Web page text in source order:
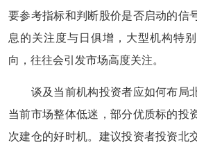
要参考指标和判断股价是否启动的信
息的关注度与日俱增，大型机构特
向，往往会引发市场高度关注。
谈及当前机构投资者应如何布局北
当前市场整体低迷，部分优质标的投
次建仓的好时机。建议投资者投资北